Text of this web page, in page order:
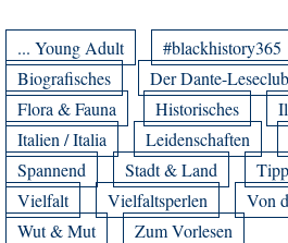
... Young Adult #blackhistory365
Biografisches
Der Dante-Leseclub
Flora & Fauna
Historisches
Italien / Italia
Leidenschaften
Spannend
Stadt & Land
Vielfalt
Vielfaltsperlen
Von
Wut & Mut
Zum Vorlesen